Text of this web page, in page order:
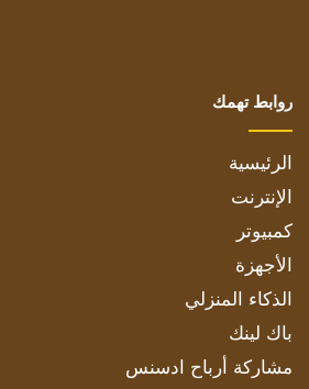
روابط تهمك
الرئيسية
الإنترنت
كمبيوتر
الأجهزة
الذكاء المنزلي
باك لينك
مشاركة أرباح ادسنس